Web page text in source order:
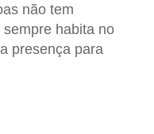
não tem
habita no
presença para